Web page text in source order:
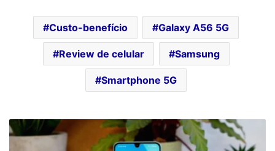
Custo-benefício Galaxy A56 5G
Review de celular Samsung
Smartphone 5G